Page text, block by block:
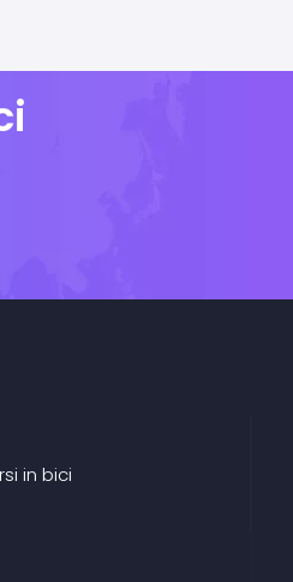
in bici